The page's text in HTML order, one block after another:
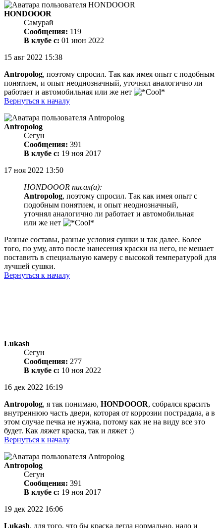
HONDOOOR
Самурай
Сообщения: 119
В клубе с: 01 июн 2022
15 авг 2022 15:38
Antropolog, поэтому спросил. Так как имея опыт с подобным
понятием, и опыт неоднозначный, уточнял аналогично ли
работает и автомобильная или же нет
Вернуться к началу
Antropolog
Сегун
Сообщения: 391
В клубе с: 19 ноя 2017
17 ноя 2022 13:50
HONDOOOR писал(а):
Antropolog, поэтому спросил. Так как имея опыт с
подобным понятием, и опыт неоднозначный,
уточнял аналогично ли работает и автомобильная
или же нет
Разные составы, разные условия сушки и так далее. Более
того, по уму, авто после нанесения краски на него, не мешает
поставить в специальную камеру с высокой температурой для
лучшей сушки.
Вернуться к началу
Lukash
Сегун
Сообщения: 277
В клубе с: 10 ноя 2022
16 дек 2022 16:19
Antropolog, я так понимаю, HONDOOOR, собрался красить
внутреннюю часть двери, которая от коррозии пострадала, а в
этом случае печка не нужна, потому как не на виду все это
будет. Как ляжет краска, так и ляжет :)
Вернуться к началу
Antropolog
Сегун
Сообщения: 391
В клубе с: 19 ноя 2017
19 дек 2022 16:06
Lukash, для того, что бы краска легла нормально, надо и